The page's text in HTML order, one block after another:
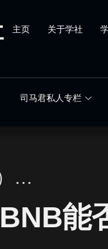
主页 关于学社
司马君私人专栏
…
能